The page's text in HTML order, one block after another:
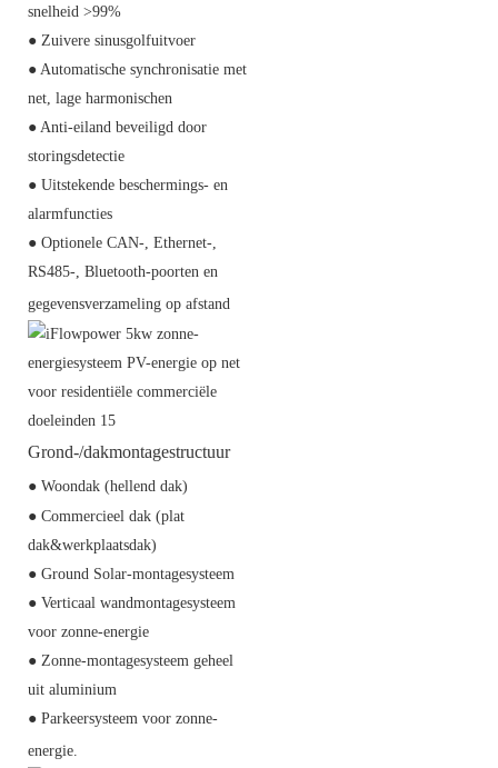
snelheid >99%
● Zuivere sinusgolfuitvoer
● Automatische synchronisatie met
net, lage harmonischen
● Anti-eiland beveiligd door
storingsdetectie
● Uitstekende beschermings- en
alarmfuncties
● Optionele CAN-, Ethernet-,
RS485-, Bluetooth-poorten en
gegevensverzameling op afstand
Grond-/dakmontagestructuur
● Woondak (hellend dak)
● Commercieel dak (plat
dak&werkplaatsdak)
● Ground Solar-montagesysteem
● Verticaal wandmontagesysteem
voor zonne-energie
● Zonne-montagesysteem geheel
uit aluminium
● Parkeersysteem voor zonne-
energie.